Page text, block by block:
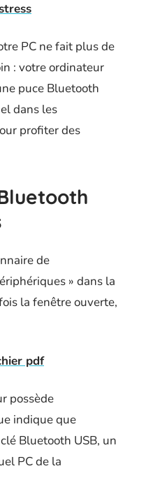
PC ne fait plus de
: votre ordinateur
puce Bluetooth
dans les
profiter des
de
» dans la
la fenêtre ouverte,
pdf
possède
indique que
Bluetooth USB, un
PC de la